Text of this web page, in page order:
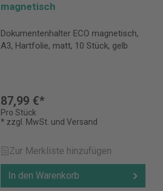
magnetisch
Dokumentenhalter ECO magnetisch,
A3, Hartfolie, matt, 10 Stück, gelb
87,99 €*
Pro Stück
* zzgl. MwSt. und Versand
Zur Merkliste hinzufügen
In den Warenkorb